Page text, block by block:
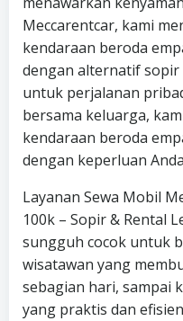
Meccarentcar, kami
kendaraan beroda
dengan alternatif sopir
untuk perjalanan
bersama keluarga,
kendaraan beroda
dengan keperluan
Layanan Sewa Mobil
100k – Sopir & Rental
sungguh cocok untuk
wisatawan yang
sebagian hari, sampai
yang praktis dan